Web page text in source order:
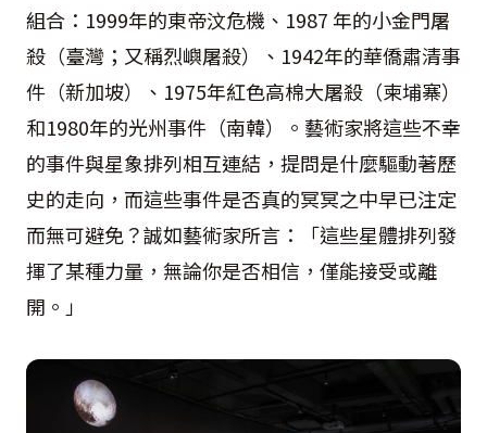
組合：1999年的東帝汶危機、1987 年的小金門屠
殺（臺灣；又稱烈嶼屠殺）、1942年的華僑肅清事
件（新加坡）、1975年紅色高棉大屠殺（柬埔寨）
和1980年的光州事件（南韓）。藝術家將這些不幸
的事件與星象排列相互連結，提問是什麼驅動著歷
史的走向，而這些事件是否真的冥冥之中早已注定
而無可避免？誠如藝術家所言：「這些星體排列發
揮了某種力量，無論你是否相信，僅能接受或離
開。」